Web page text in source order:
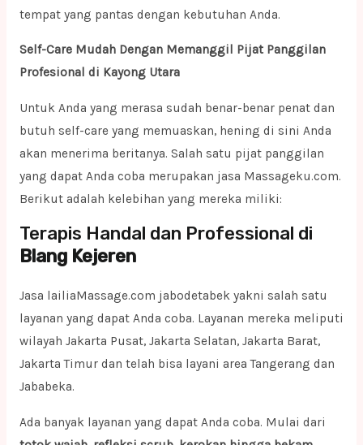
tempat yang pantas dengan kebutuhan Anda.
Self-Care Mudah Dengan Memanggil Pijat Panggilan
Profesional di Kayong Utara
Untuk Anda yang merasa sudah benar-benar penat dan
butuh self-care yang memuaskan, hening di sini Anda
akan menerima beritanya. Salah satu pijat panggilan
yang dapat Anda coba merupakan jasa Massageku.com.
Berikut adalah kelebihan yang mereka miliki:
Terapis Handal dan Professional di
Blang Kejeren
Jasa lailiaMassage.com jabodetabek yakni salah satu
layanan yang dapat Anda coba. Layanan mereka meliputi
wilayah Jakarta Pusat, Jakarta Selatan, Jakarta Barat,
Jakarta Timur dan telah bisa layani area Tangerang dan
Jababeka.
Ada banyak layanan yang dapat Anda coba. Mulai dari